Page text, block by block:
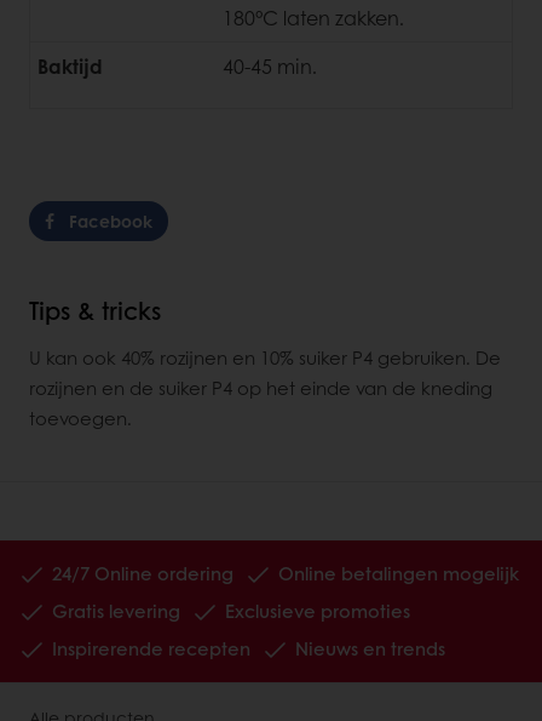
180°C laten zakken.
Baktijd
40-45 min.
Facebook
Tips & tricks
U kan ook 40% rozijnen en 10% suiker P4 gebruiken. De
rozijnen en de suiker P4 op het einde van de kneding
toevoegen.
24/7 Online ordering
Online betalingen mogelijk
Gratis levering
Exclusieve promoties
Inspirerende recepten
Nieuws en trends